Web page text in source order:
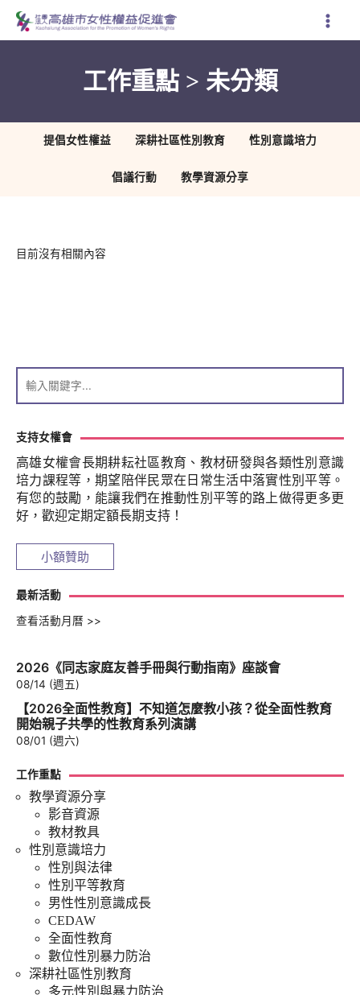
主
工作重點 > 未分類
提倡女性權益 深耕社區性別教育 性別意識培力
倡議行動 教學資源分享
支持女權會
高雄女權會長期耕耘社區教育、教材研發與各類性別意識
培力課程等，期望陪伴民眾在日常生活中落實性別平等。
有您的鼓勵，能讓我們在推動性別平等的路上做得更多更
好，歡迎定期定額長期支持！
小額贊助
最新活動
查看活動月曆 >>
2026《同志家庭友善手冊與行動指南》座談會
08/14 (週五)
【2026全面性教育】不知道怎麼教小孩？從全面性教育
開始親子共學的性教育系列演講
08/01 (週六)
工作重點
教學資源分享
影音資源
教材教具
性別意識培力
性別與法律
性別平等教育
男性性別意識成長
CEDAW
全面性教育
數位性別暴力防治
深耕社區性別教育
多元性別與暴力防治
目前沒有相關內容